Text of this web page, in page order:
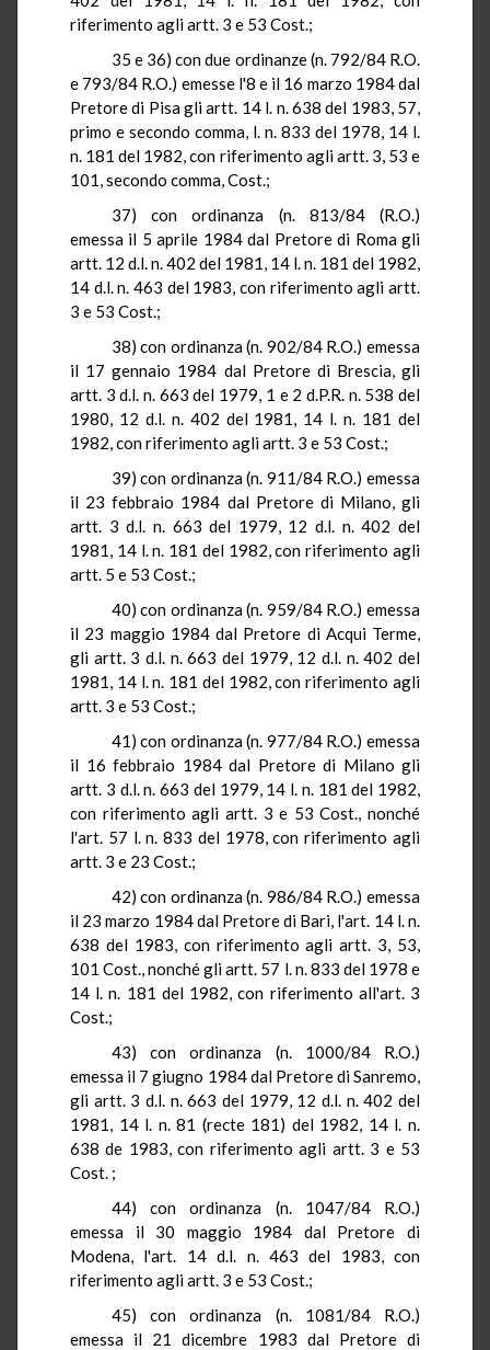
riferimento agli artt. 3 e 53 Cost.;
35 e 36) con due ordinanze (n. 792/84 R.O.
e 793/84 R.O.) emesse l'8 e il 16 marzo 1984 dal
Pretore di Pisa gli artt. 14 l. n.638 del 1983, 57,
primo e secondo comma, l. n. 833 del 1978, 14 l.
n. 181 del 1982, con riferimento agli artt. 3, 53 e
101, secondo comma, Cost.;
37) con ordinanza (n. 813/84 (R.O.)
emessa il 5 aprile 1984 dal Pretore di Roma gli
artt. 12 d.l. n. 402 del 1981, 14 l. n. 181 del 1982,
14 d.l. n. 463 del 1983, con riferimento agli artt.
3 e 53 Cost.;
38) con ordinanza (n. 902/84 R.O.) emessa
il 17 gennaio 1984 dal Pretore di Brescia, gli
artt. 3 d.l. n. 663 del 1979, 1 e 2 d.P.R.n. 538 del
1980, 12 d.l. n. 402 del 1981, 14 l. n. 181 del
1982, con riferimento agli artt. 3 e 53 Cost.;
39) con ordinanza (n. 911/84 R.O.) emessa
il 23 febbraio 1984 dal Pretore di Milano, gli
artt. 3 d.l. n. 663 del 1979, 12 d.l. n. 402 del
1981, 14 l. n. 181 del 1982, con riferimento agli
artt. 5 e 53 Cost.;
40) con ordinanza (n. 959/84 R.O.) emessa
il 23 maggio 1984 dal Pretore di AcquiTerme,
gli artt. 3 d.l. n. 663 del 1979, 12 d.l. n. 402 del
1981, 14 l. n. 181 del 1982, con riferimento agli
artt. 3 e 53 Cost.;
41) con ordinanza (n. 977/84 R.O.) emessa
il 16 febbraio 1984 dal Pretore di Milano gli
artt. 3 d.l. n. 663 del 1979, 14 l. n. 181 del 1982,
con riferimento agli artt. 3 e 53 Cost., nonché
l'art. 57 l. n. 833 del 1978, con riferimento agli
artt. 3 e 23 Cost.;
42) con ordinanza (n. 986/84 R.O.) emessa
il 23 marzo 1984 dal Pretore di Bari, l'art. 14 l. n.
638 del 1983, con riferimento agli artt. 3, 53,
101 Cost.,nonché gli artt. 57 l. n.833 del 1978 e
14 l. n. 181 del 1982, con riferimento all'art. 3
Cost.;
43) con ordinanza (n. 1000/84 R.O.)
emessa il 7 giugno 1984 dal Pretore di Sanremo,
gli artt. 3 d.l. n. 663 del 1979, 12 d.l. n. 402 del
1981, 14 l. n.81 (recte181) del 1982, 14 l. n.
638 de 1983, con riferimento agli artt. 3 e 53
Cost. ;
44) con ordinanza (n. 1047/84 R.O.)
emessa il 30 maggio 1984 dal Pretore di
Modena, l'art. 14 d.l. n. 463 del 1983, con
riferimento agli artt. 3 e 53 Cost.;
45) con ordinanza (n. 1081/84 R.O.)
emessa il 21 dicembre 1983 dal Pretore di